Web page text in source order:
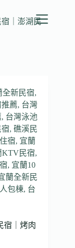
｜澎湖民
全新民宿,
薦, 台灣
, 台灣泳池
,礁溪民
宿, 宜蘭
KTV民宿,
, 宜蘭10
蘭全新民
包棟, 台
宿｜烤肉